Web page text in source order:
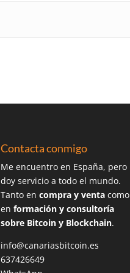
Contacta conmigo
Me encuentro en España, pero
doy servicio a todo el mundo.
Tanto en compra y ventacomo
en formación y consultoría
sobre Bitcoin y Blockchain.
info@canariasbitcoin.es
637426649